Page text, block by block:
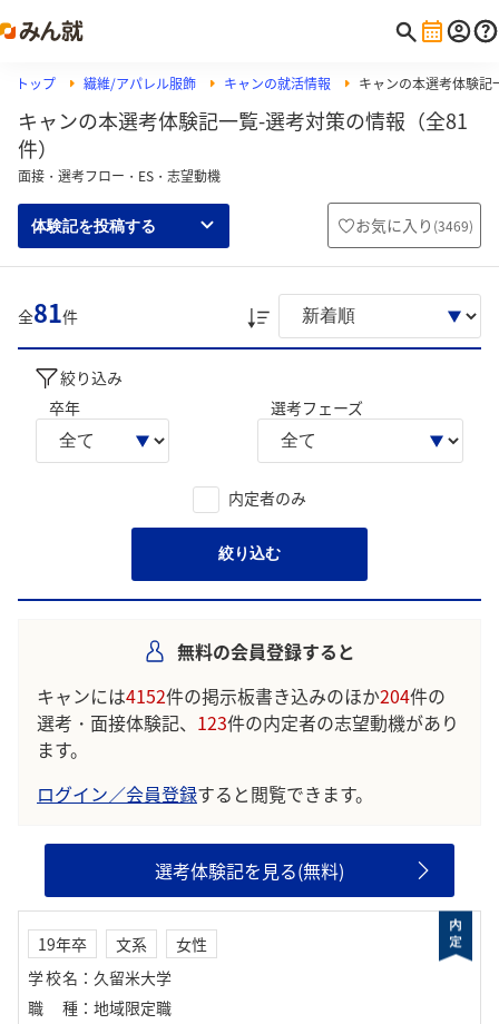
トップ 繊維/アパレル服飾 キャンの就活情報 キャンの本選考体験記
キャンの本選考体験記一覧-選考対策の情報（全81
件）
面接・選考フロー・ES・志望動機
体験記を投稿する お気に入り (3469)
全81件
絞り込み
卒年
選考フェーズ
内定者のみ
絞り込む
無料の会員登録すると
キャンには4152件の掲示板書き込みのほか204件の
選考・面接体験記、 123件の内定者の志望動機があり
ます。
ログイン／会員登録すると閲覧できます。
選考体験記を見る(無料)
19年卒 文系
女性
学校名 ： 久留米大学
職種 ： 地域限定職